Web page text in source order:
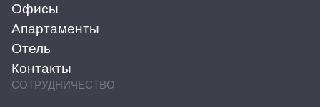
Офисы
Апартаменты
Отель
Контакты
СОТРУДНИЧЕСТВО